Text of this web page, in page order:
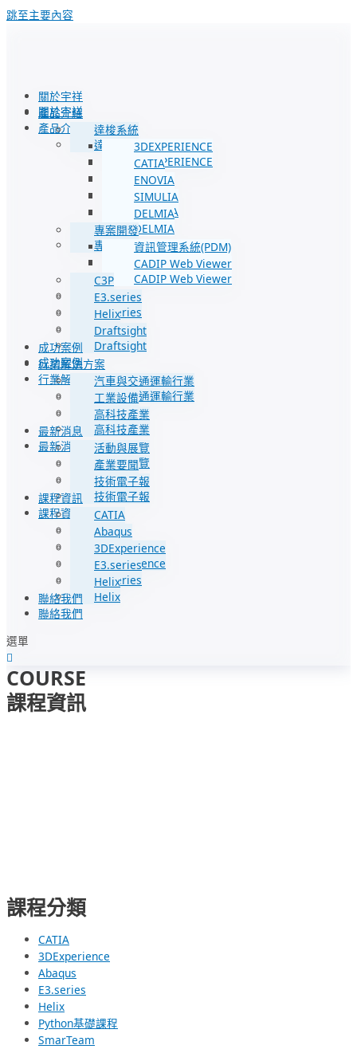
跳至主要內容
關於宇祥
產品介紹
達梭系統
3DEXPERIENCE
CATIA
ENOVIA
SIMULIA
DELMIA
專案開發
資訊管理系統(PDM)
CADIP Web Viewer
C3P
E3.series
Helix
Draftsight
成功案例
行業解決方案
汽車與交通運輸行業
工業設備
高科技產業
最新消息
活動與展覽
產業要聞
技術電子報
課程資訊
CATIA
Abaqus
3DExperience
E3.series
Helix
聯絡我們
選單
關於宇祥
產品介紹
達梭系統
3DEXPERIENCE
CATIA
ENOVIA
SIMULIA
DELMIA
專案開發
資訊管理系統(PDM)
CADIP Web Viewer
C3P
E3.series
Helix
Draftsight
成功案例
行業解決方案
汽車與交通運輸行業
工業設備
高科技產業
最新消息
活動與展覽
產業要聞
技術電子報
課程資訊
CATIA
Abaqus
3DExperience
E3.series
Helix
聯絡我們
COURSE
課程資訊
課程分類
CATIA
3DExperience
Abaqus
E3.series
Helix
Python基礎課程
SmarTeam